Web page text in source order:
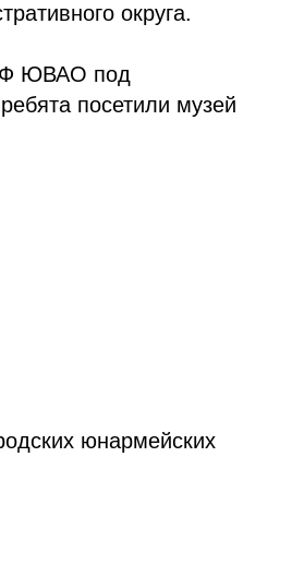
округа.
ЮВАО под
посетили музей
юнармейских